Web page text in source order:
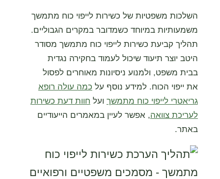
השלכות משפטיות של כשירות לייפוי כוח מתמשך
משמעותיות במיוחד כשמדובר במקרים הגבוליים.
תהליך קביעת כשירות לייפוי כוח מתמשך מסודר
היטב יוצר תיעוד שיכול לעמוד בחקירה נגדית
בבית משפט, ולמנוע ניסיונות מאוחרים לפסול
את ייפוי הכוח. למידע נוסף עלכמה עולה רופא
גריאטרי לייפוי כוח מתמשךועלחוות דעת כשירות
לעריכת צוואה, אפשר לעיין במאמרים הייעודיים
באתר.